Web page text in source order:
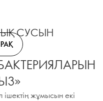
СУСЫН
жұмысын екі